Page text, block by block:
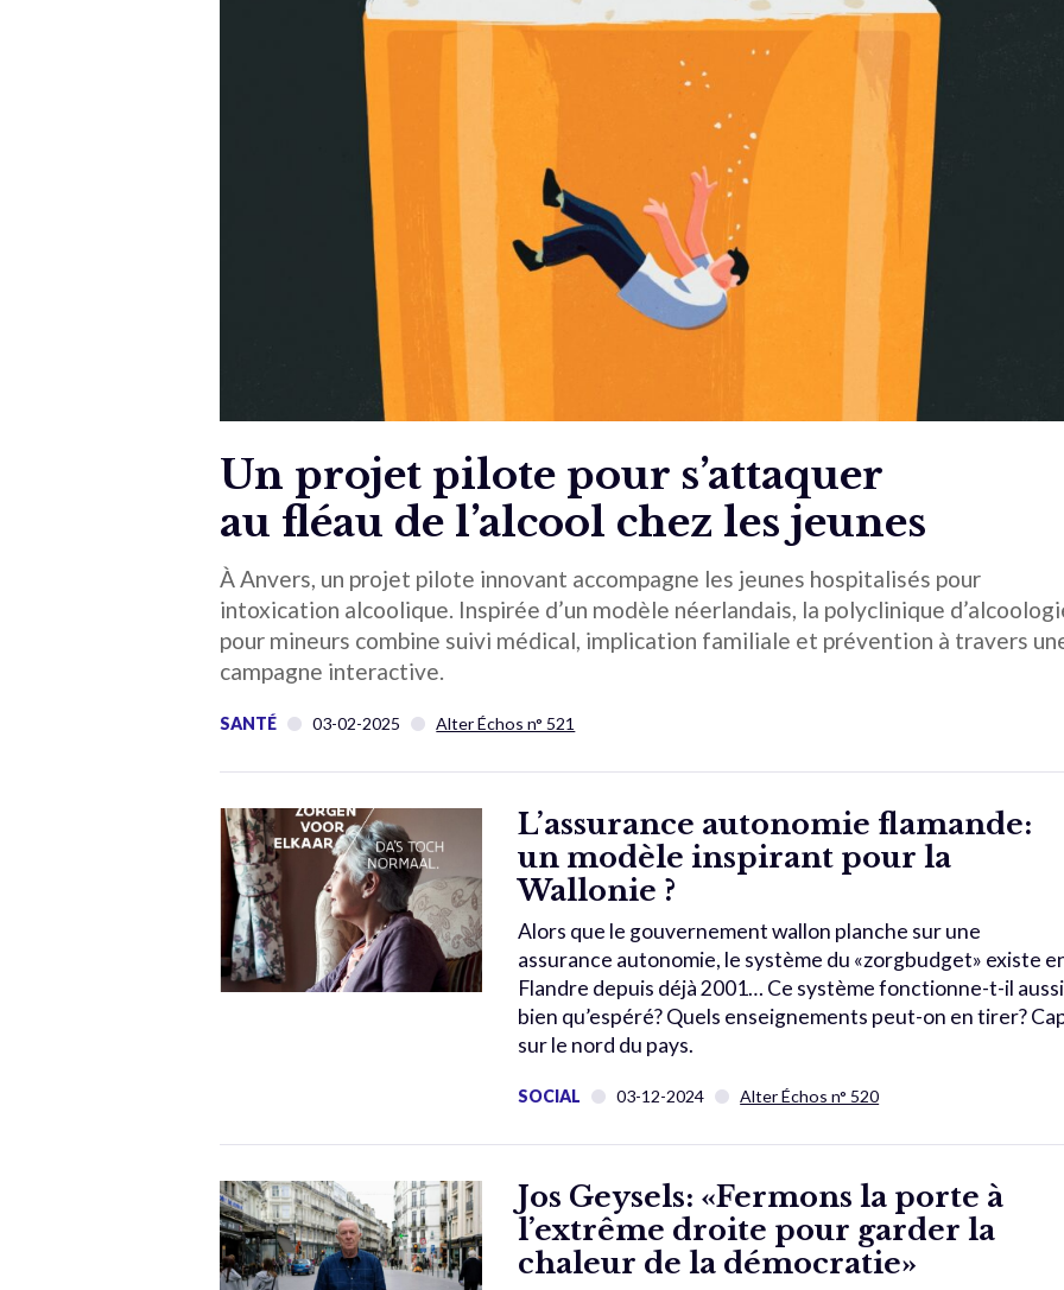
Un projet pilote pour s’attaquer
au fléau de l’alcool chez les jeunes
À Anvers, un projet pilote innovant accompagne les jeunes hospitalisés pour
intoxication alcoolique. Inspirée d’un modèle néerlandais, la polyclinique
pour mineurs combine suivi médical, implication familiale et prévention à travers
campagne interactive.
SANTÉ 03-02-2025 Alter Échos n° 521
L’assurance autonomie flamande:
un modèle inspirant pour la
Wallonie ?
Alors que le gouvernement wallon planche sur une
assurance autonomie, le système du «zorgbudget» existe
Flandre depuis déjà 2001… Ce système fonctionne-t-il aussi
bien qu’espéré? Quels enseignements peut-on en tirer?
sur le nord du pays.
SOCIAL 03-12-2024 Alter Échos n° 520
Jos Geysels: «Fermons la porte à
l’extrême droite pour garder la
chaleur de la démocratie»